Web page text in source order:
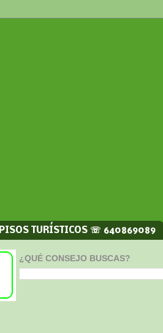
PISOS TURÍSTICOS ☏ 640869089
¿QUÉ CONSEJO BUSCAS?